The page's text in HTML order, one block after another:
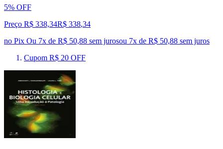
5% OFF
Preço R$ 338,34R$ 338,34
no Pix Ou 7x de R$ 50,88 sem jurosou 7x de R$ 50,88 sem juros
Cupom R$ 20 OFF